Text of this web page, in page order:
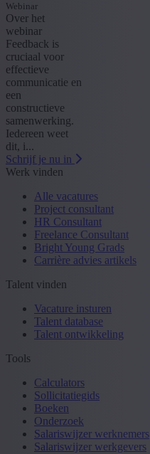
Webinar
Over het
webinar
Feedback is
cruciaal voor
effectieve
communicatie en
een
constructieve
samenwerking.
Iedereen weet
dit, i...
Schrijf je nu in
Werk vinden
Alle vacatures
Project consultant
HR Consultant
Freelance Consultant
Bright Young Grads
Carrière advies artikels
Talent vinden
Vacature insturen
Talent database
Talent ontwikkeling
Tools
Calculators
Sollicitatiegids
Boeken
Onderzoek
Salariswijzer werknemers
Salariswijzer werkgevers